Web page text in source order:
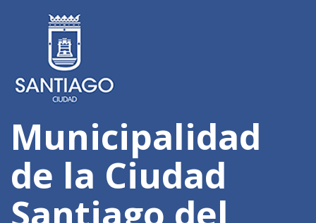
Municipalidad
de la Ciudad